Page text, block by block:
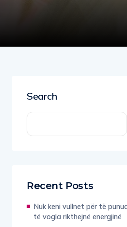
Search
Recent Posts
Nuk keni vullnet për të
të vogla rikthejnë energjinë